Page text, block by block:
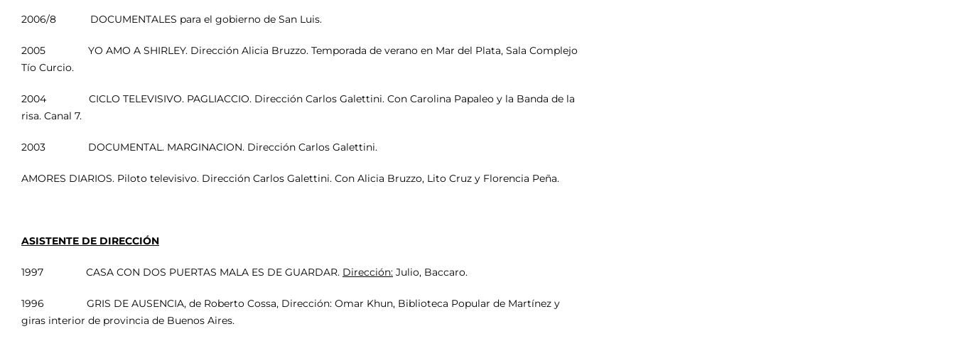
2006/8 DOCUMENTALES para el gobierno de San Luis.
2005 YO AMO A SHIRLEY. Dirección Alicia Bruzzo. Temporada de verano en Mar del Plata, Sala Complejo
Tío Curcio.
2004 CICLO TELEVISIVO. PAGLIACCIO. Dirección Carlos Galettini. Con Carolina Papaleo y la Banda de la
risa. Canal 7.
2003 DOCUMENTAL. MARGINACION. Dirección Carlos Galettini.
AMORES DIARIOS. Piloto televisivo. Dirección Carlos Galettini. Con Alicia Bruzzo, Lito Cruz y Florencia Peña.
ASISTENTE DE DIRECCIÓN
1997 CASA CON DOS PUERTAS MALA ES DE GUARDAR. Dirección: Julio, Baccaro.
1996 GRIS DE AUSENCIA, de Roberto Cossa, Dirección: Omar Khun, Biblioteca Popular de Martínez y
giras interior de provincia de Buenos Aires.